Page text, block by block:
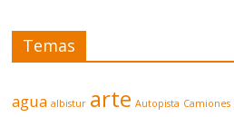
Temas
agua albistur arte Autopista Camiones